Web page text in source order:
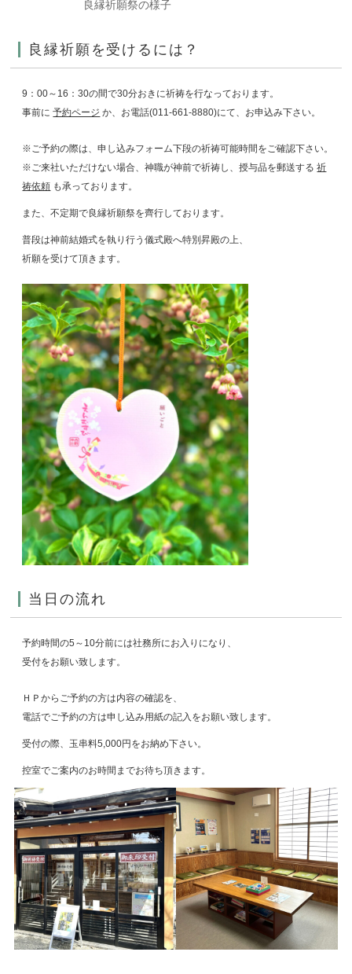
良縁祈願祭の様子
良縁祈願を受けるには？
9：00～16：30の間で30分おきに祈祷を行なっております。
事前に予約ページ か、 お電話(011-661-8880)にて、お申込み下さい。
※ご予約の際は、申し込みフォーム下段の祈祷可能時間をご確認下さい。
※ご来社いただけない場合、神職が神前で祈祷し、授与品を郵送する祈
祷依頼 も承っております。
また、不定期で良縁祈願祭を齊行しております。
普段は神前結婚式を執り行う儀式殿へ特別昇殿の上、
祈願を受けて頂きます。
当日の流れ
予約時間の5～10分前には社務所にお入りになり、
受付をお願い致します。
ＨＰからご予約の方は内容の確認を、
電話でご予約の方は申し込み用紙の記入をお願い致します。
受付の際、玉串料5,000円をお納め下さい。
控室でご案内のお時間までお待ち頂きます。